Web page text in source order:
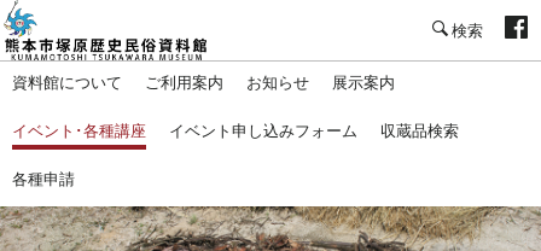
資料館について ご利用案内 お知らせ 展示案内
イベント･各種講座 イベント申し込みフォーム 収蔵品検索
各種申請